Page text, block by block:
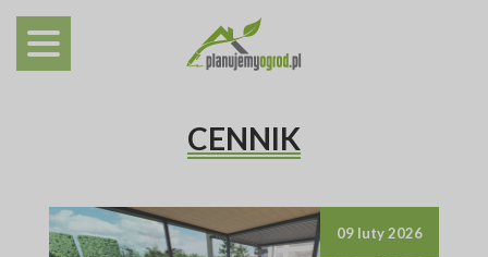
CENNIK
09 luty 2026